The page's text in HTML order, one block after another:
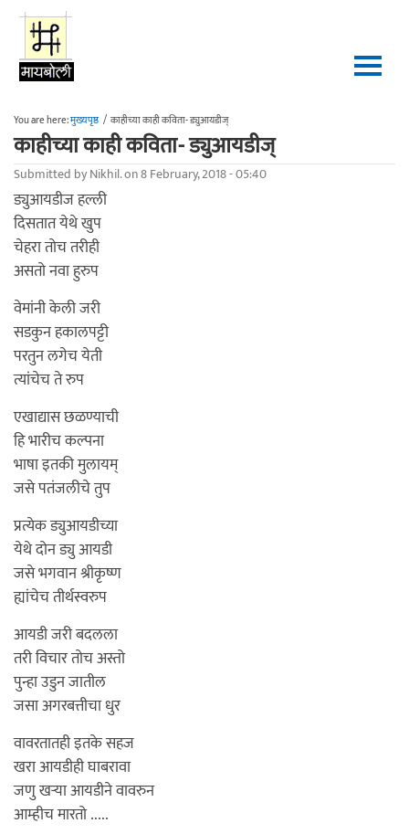
Skip to main content
You are here:मुख्यपृष्ठ / काहीच्या काही कविता- ड्युआयडीज्
काहीच्या काही कविता- ड्युआयडीज्
Submitted byNikhil.on 8 February, 2018 - 05:40
ड्युआयडीज हल्ली
दिसतात येथे खुप
चेहरा तोच तरीही
असतो नवा हुरुप
वेमांनी केली जरी
सडकुन हकालपट्टी
परतुन लगेच येती
त्यांचेच ते रुप
एखाद्यास छळण्याची
हि भारीच कल्पना
भाषा इतकी मुलायम्
जसे पतंजलीचे तुप
प्रत्येक ड्युआयडीच्या
येथे दोन ड्यु आयडी
जसे भगवान श्रीकृष्ण
ह्यांचेच तीर्थस्वरुप
आयडी जरी बदलला
तरी विचार तोच अस्तो
पुन्हा उडुन जातील
जसा अगरबत्तीचा धुर
वावरतातही इतके सहज
खरा आयडीही घाबरावा
जणु खऱ्या आयडीने वावरुन
आम्हीच मारतो .....